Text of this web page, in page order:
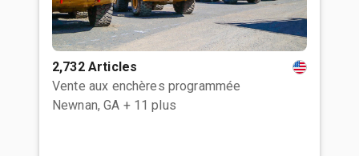
2,732 Articles
Vente aux enchères programmée
Newnan, GA + 11 plus